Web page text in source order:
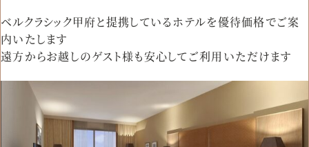
ベルクラシック甲府と提携しているホテルを優待価格でご案
内いたします
遠方からお越しのゲスト様も安心してご利用いただけます